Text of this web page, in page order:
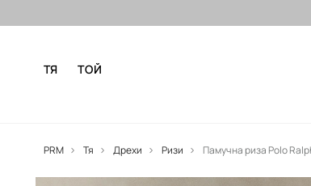
Безплатни
ТЯ ТОЙ
PRM Тя Дрехи Ризи Памучна риза Polo